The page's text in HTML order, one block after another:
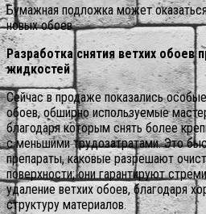
Бумажная подложка может
новых обоев
Разработка снятия ветхих
жидкостей
Сейчас в продаже показались
обоев, обширно используемые
благодаря которым снять более
с меньшими трудозатратами. Это
препараты, каковые разрешают
поверхности; они гарантируют
удаление ветхих обоев, благодаря
структуру материалов.